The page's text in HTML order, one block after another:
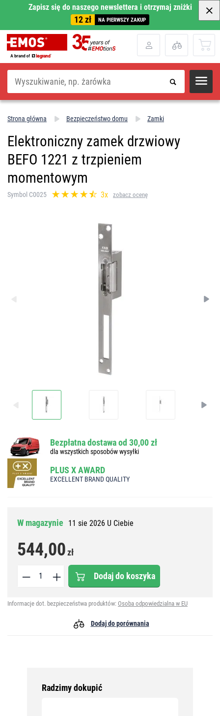
Zapisz się do naszego newslettera i otrzymaj zniżki
12 zł NA PIERWSZY ZAKUP
Szukaj
Strona główna Bezpieczeństwo domu Zamki
Elektroniczny zamek drzwiowy
BEFO 1221 z trzpieniem
momentowym
Symbol C0025 3x zobacz ocenę
Bezpłatna dostawa od 30,00 zł
dla wszystkich sposobów wysyłki
PLUS X AWARD
EXCELLENT BRAND QUALITY
W magazynie 11 sie 2026 U Ciebie
544,00zł
Dodaj do koszyka
Informacje dot. bezpieczeństwa produktów: Osoba odpowiedzialna w EU
Dodaj do porównania
Radzimy dokupić